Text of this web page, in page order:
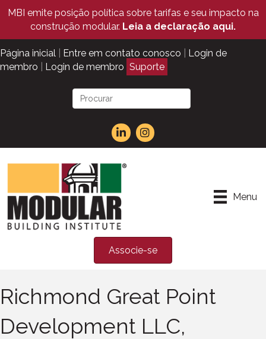
MBI emite posição política sobre tarifas e seu impacto na
construção modular. Leia a declaração aqui.
Página inicial Entre em contato conosco
Login de
membro
Login de membro Suporte
Menu
Associe-se
Richmond Great Point
Development LLC,